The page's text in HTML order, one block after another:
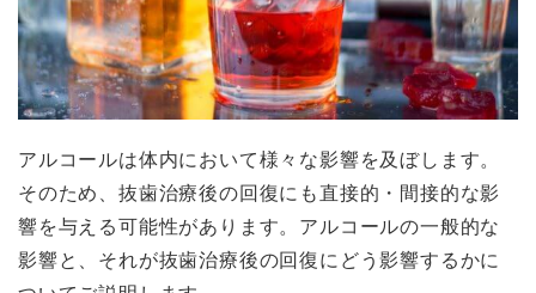
アルコールは体内において様々な影響を及ぼします。
そのため、抜歯治療後の回復にも直接的・間接的な影
響を与える可能性があります。アルコールの一般的な
影響と、それが抜歯治療後の回復にどう影響するかに